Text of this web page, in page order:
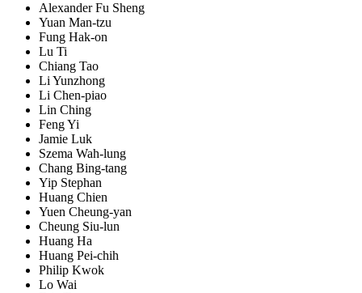
Alexander Fu Sheng
Yuan Man-tzu
Fung Hak-on
Lu Ti
Chiang Tao
Li Yunzhong
Li Chen-piao
Lin Ching
Feng Yi
Jamie Luk
Szema Wah-lung
Chang Bing-tang
Yip Stephan
Huang Chien
Yuen Cheung-yan
Cheung Siu-lun
Huang Ha
Huang Pei-chih
Philip Kwok
Lo Wai